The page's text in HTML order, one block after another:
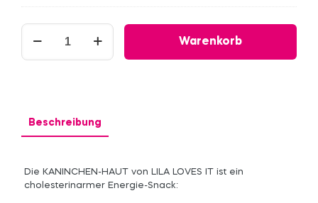
Beschreibung
Die KANINCHEN-HAUT von LILA LOVES IT ist ein
cholesterinarmer Energie-Snack:
Kaninchen-
Haut
Menge
Warenkorb